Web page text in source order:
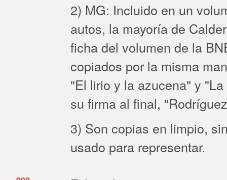
2) MG: Incluido en un
autos, la mayoría de
ficha del volumen de la
copiados por la misma
"El lirio y la azucena" y
su firma al final,
3) Son copias en limpio,
usado para representar.